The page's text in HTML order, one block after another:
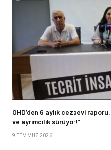
ÖHD’den 6 aylık cezaevi
ve ayrımcılık sürüyor!”
9 TEMMUZ 2026